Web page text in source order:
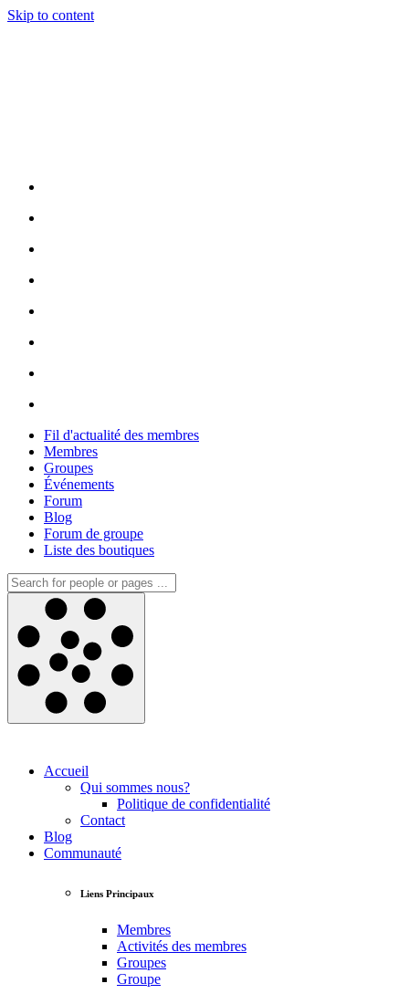
Skip to content
Fil d'actualité des membres
Membres
Groupes
Événements
Forum
Blog
Forum de groupe
Liste des boutiques
Accueil
Qui sommes nous?
Politique de confidentialité
Contact
Blog
Communauté
Liens Principaux
Membres
Activités des membres
Groupes
Groupe